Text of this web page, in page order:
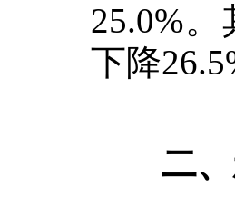
25.0%。
下降
二、